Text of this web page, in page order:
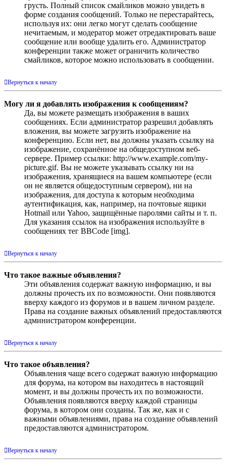
грусть. Полный список смайликов можно увидеть в
форме создания сообщений. Только не перестарайтесь,
используя их: они легко могут сделать сообщение
нечитаемым, и модератор может отредактировать ваше
сообщение или вообще удалить его. Администратор
конференции также может ограничить количество
смайликов, которое можно использовать в сообщении.
Вернуться к началу
Могу ли я добавлять изображения к сообщениям?
Да, вы можете размещать изображения в ваших
сообщениях. Если администратор разрешил добавлять
вложения, вы можете загрузить изображение на
конференцию. Если нет, вы должны указать ссылку на
изображение, сохранённое на общедоступном веб-
сервере. Пример ссылки: http://www.example.com/my-
picture.gif. Вы не можете указывать ссылку ни на
изображения, хранящиеся на вашем компьютере (если
он не является общедоступным сервером), ни на
изображения, для доступа к которым необходима
аутентификация, как, например, на почтовые ящики
Hotmail или Yahoo, защищённые паролями сайты и т. п.
Для указания ссылок на изображения используйте в
сообщениях тег BBCode [img].
Вернуться к началу
Что такое важные объявления?
Эти объявления содержат важную информацию, и вы
должны прочесть их по возможности. Они появляются
вверху каждого из форумов и в вашем личном разделе.
Права на создание важных объявлений предоставляются
администратором конференции.
Вернуться к началу
Что такое объявления?
Объявления чаще всего содержат важную информацию
для форума, на котором вы находитесь в настоящий
момент, и вы должны прочесть их по возможности.
Объявления появляются вверху каждой страницы
форума, в котором они созданы. Так же, как и с
важными объявлениями, права на создание объявлений
предоставляются администратором.
Вернуться к началу